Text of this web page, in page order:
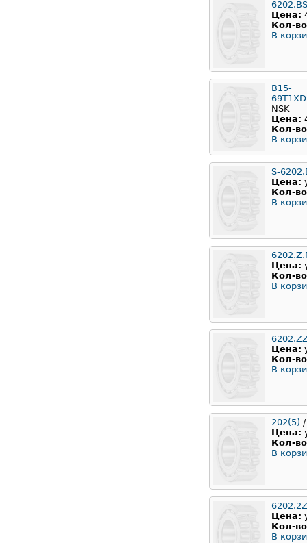
Цена:
Кол-
В
B15-
NSK
Цена:
Кол-
В
S-
Цена:
Кол-
В
Цена:
Кол-
В
Цена:
Кол-
В
202(5)
Цена:
Кол-
В
Цена:
Кол-
В